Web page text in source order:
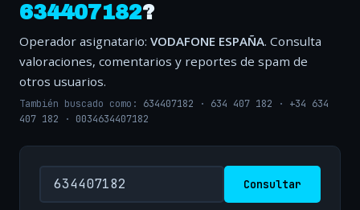
634407182?
Operador asignatario: VODAFONE ESPAÑA. Consulta
valoraciones, comentarios y reportes de spam de
otros usuarios.
También buscado como: 634407182 · 634 407 182 · +34 634
407 182 · 0034634407182
Consultar